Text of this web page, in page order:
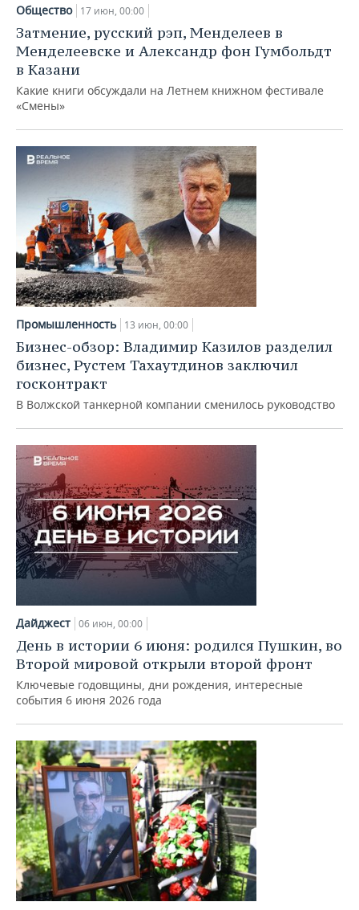
НЕФТЕХИМИЯ
НЕФТЬ
ОПК
РОЗНИЧНАЯ ТОРГОВЛЯ
ТРАНСПОРТ
УСЛУГИ
НОВОСТИ ТЕХНОЛОГИЙ
IT
МЕДИА
МЕРОПРИЯТИЯ
НОВОСТИ МЕРОПРИЯТИЙ
ВЫЕЗДНАЯ РЕДАКЦИЯ
ONLINE-КОНФЕРЕНЦИИ
ОТКРЫТАЯ ЛЕКЦИЯ
СПОРТ
НОВОСТИ СПОРТА
ХОККЕЙ
БАСКЕТБОЛ
ВОЛЕЙБОЛ
КИБЕРСПОРТ
ФИГУРНОЕ КАТАНИЕ
ВОДНЫЕ ВИДЫ СПОРТА
ХОККЕЙ С МЯЧОМ
ОБЩЕСТВО
ВЛАСТЬ
ИНФРАСТРУКТУРА
ИСТОРИЯ
КУЛЬТУРА
МЕДИЦИНА
ОБРАЗОВАНИЕ
ПРОИСШЕСТВИЯ
СЮЖЕТЫ
СПРАВОЧНИК
СПИСОК ПЕРСОН
СПИСОК КОМПАНИЙ
ПОЛНАЯ ВЕРСИЯ
Общество 17 июн, 00:00
Затмение, русский рэп, Менделеев в
Менделеевске и Александр фон Гумбольдт
в Казани
Какие книги обсуждали на Летнем книжном фестивале
«Смены»
Промышленность 13 июн, 00:00
Бизнес-обзор: Владимир Казилов разделил
бизнес, Рустем Тахаутдинов заключил
госконтракт
В Волжской танкерной компании сменилось руководство
Дайджест 06 июн, 00:00
День в истории 6 июня: родился Пушкин, во
Второй мировой открыли второй фронт
Ключевые годовщины, дни рождения, интересные
события 6 июня 2026 года